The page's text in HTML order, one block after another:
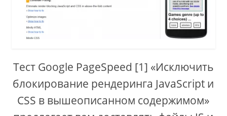
Тест Google PageSpeed ​​[1] «Исключить
блокирование рендеринга JavaScript и
CSS в вышеописанном содержимом»